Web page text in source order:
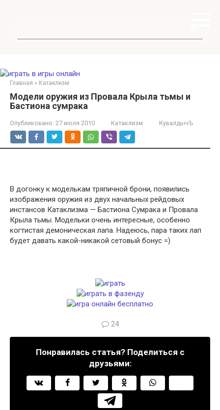
Главная » Катаклизм
Модели оружия из Провала Крыла тьмы и
Бастиона сумрака
Опубликовано: 27 июля 2010 Катаклизм КувалдычЪ
В догонку к моделькам тряпичной брони, появились
изображения оружия из двух начальных рейдовых
инстансов Катаклизма — Бастиона Сумрака и Провала
Крыла тьмы. Модельки очень интересные, особенно
когтистая демоническая лапа. Надеюсь, пара таких лап
будет давать какой-никакой сетовый бонус =)
24
Понравилась статья? Поделиться с
друзьями: